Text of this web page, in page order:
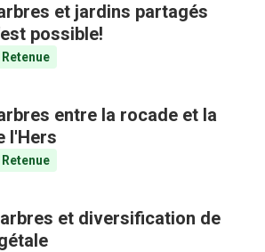
et jardins partagés
possible!
Retenue
entre la rocade et la
l'Hers
Retenue
et diversification de